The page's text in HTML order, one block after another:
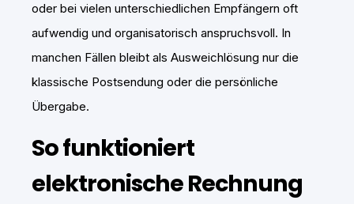
oder bei vielen unterschiedlichen Empfängern oft
aufwendig und organisatorisch anspruchsvoll. In
manchen Fällen bleibt als Ausweichlösung nur die
klassische Postsendung oder die persönliche
Übergabe.
So funktioniert
elektronische Rechnung